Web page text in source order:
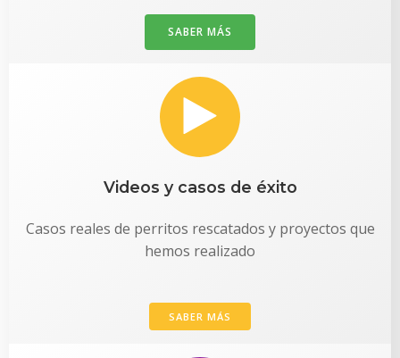
SABER MÁS
Videos y casos de éxito
Casos reales de perritos rescatados y proyectos que
hemos realizado
SABER MÁS